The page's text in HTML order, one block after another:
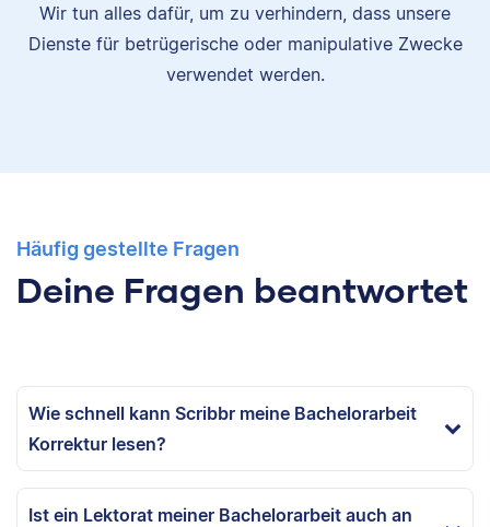
Wir tun alles dafür, um zu verhindern, dass unsere
Dienste für betrügerische oder manipulative Zwecke
verwendet werden.
Häufig gestellte Fragen
Deine Fragen beantwortet
Wie schnell kann Scribbr meine Bachelorarbeit
Korrektur lesen?
Ist ein Lektorat meiner Bachelorarbeit auch an